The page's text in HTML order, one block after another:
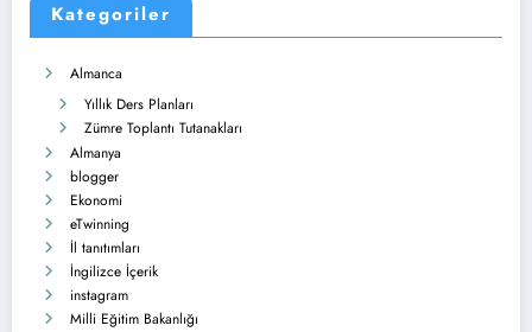
Kategoriler
Almanca
Yıllık Ders Planları
Zümre Toplantı Tutanakları
Almanya
blogger
Ekonomi
eTwinning
İl tanıtımları
İngilizce İçerik
instagram
Milli Eğitim Bakanlığı